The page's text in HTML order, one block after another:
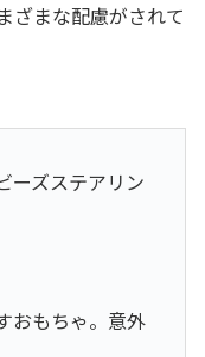
ざまな配慮がされて
ーズステアリン
おもちゃ。意外